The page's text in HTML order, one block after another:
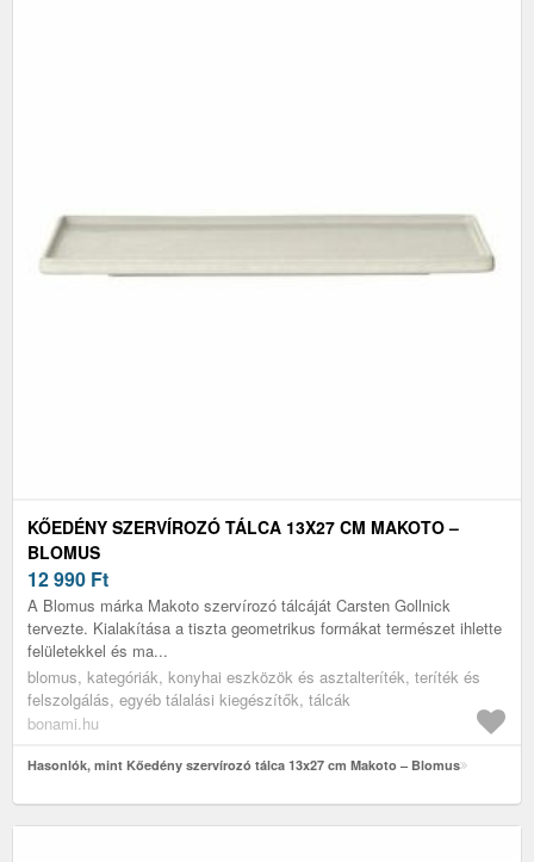
KŐEDÉNY SZERVÍROZÓ TÁLCA 13X27 CM MAKOTO –
BLOMUS
12 990 Ft
A Blomus márka Makoto szervírozó tálcáját Carsten Gollnick
tervezte. Kialakítása a tiszta geometrikus formákat természet ihlette
felületekkel és ma...
blomus, kategóriák, konyhai eszközök és asztalteríték, teríték és
felszolgálás, egyéb tálalási kiegészítők, tálcák
bonami.hu
Hasonlók, mint Kőedény szervírozó tálca 13x27 cm Makoto – Blomus